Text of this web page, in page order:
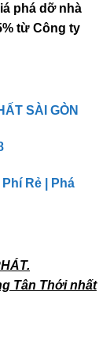
phá dỡ nhà
từ Công ty
SÀI GÒN
Rẻ | Phá
Tân Thới nhất